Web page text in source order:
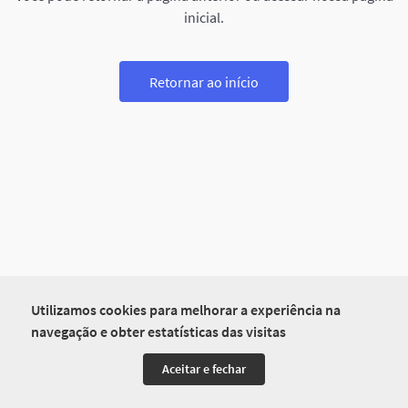
Utilizamos cookies para melhorar a experiência na
navegação e obter estatísticas das visitas
Aceitar e fechar
inicial.
Retornar ao início